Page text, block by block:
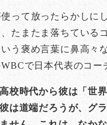
って放ったらかしに
たまたま落ちている
いう褒め言葉に鼻高々
で日本代表のコー
校時代から彼は「世
は道端だろうが、グ